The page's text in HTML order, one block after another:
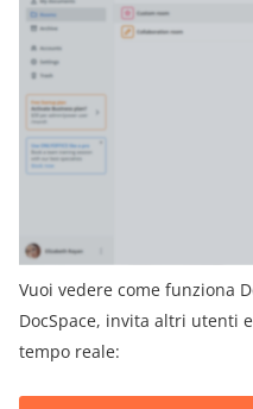
Vuoi vedere come funziona
DocSpace, invita altri utenti
tempo reale: